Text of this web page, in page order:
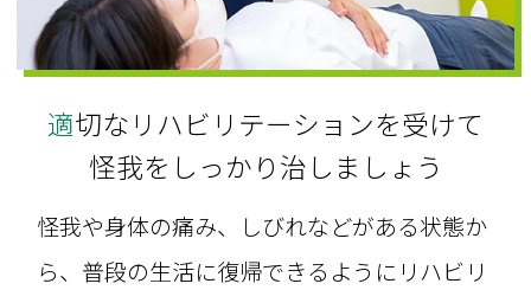
適切なリハビリテーションを受けて
怪我をしっかり治しましょう
怪我や身体の痛み、しびれなどがある状態か
ら、普段の生活に復帰できるようにリハビリ